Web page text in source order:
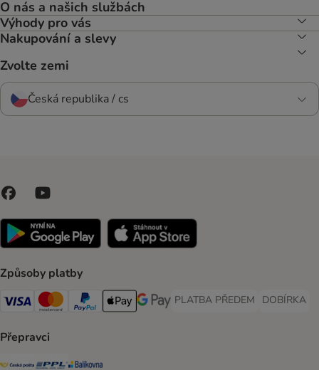
O nás a našich službách
Výhody pro vás
Nakupování a slevy
Zvolte zemi
Česká republika / cs
Způsoby platby
Visa Payment Method
Mastercard Payment Method
PayPal Payment Method
Apple pay Payment Method
GooglePay Payment Method
PLATBA PŘEDEM
PLATBA PŘEDEM Payment
DOBÍRKA
DOBÍRKA
Přepravci
Česká pošta Shipping Method
PPL Shipping Method
Balíkovna Shipping Method